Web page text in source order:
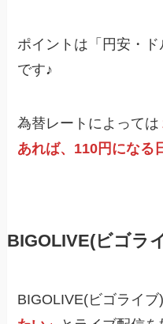
ポイントは「円安・
です♪
為替レートによっては
あれば、110円になる
BIGOLIVE(ビゴラ
BIGOLIVE(ビゴライブ